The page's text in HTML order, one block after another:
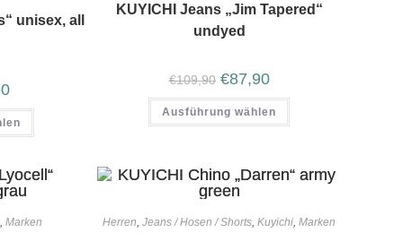
unisex, all
KUYICHI Jeans „Jim Tapered“
undyed
€109,90 €87,90
Ausführung wählen
,Marken Herren ,Jeans / Hosen / Shorts ,Kuyichi ,Marken